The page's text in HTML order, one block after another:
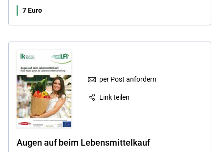
7 Euro
per Post anfordern
Link teilen
Augen auf beim Lebensmittelkauf